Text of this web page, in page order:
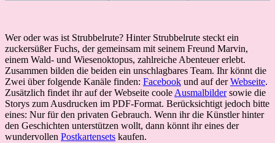
Wer oder was ist Strubbelrute? Hinter Strubbelrute steckt ein
zuckersüßer Fuchs, der gemeinsam mit seinem Freund Marvin,
einem Wald- und Wiesenoktopus, zahlreiche Abenteuer erlebt.
Zusammen bilden die beiden ein unschlagbares Team. Ihr könnt die
Zwei über folgende Kanäle finden: Facebook und auf derWebseite.
Zusätzlich findet ihr auf der Webseite coole Ausmalbildersowie die
Storys zum Ausdrucken im PDF-Format. Berücksichtigt jedoch bitte
eines: Nur für den privaten Gebrauch. Wenn ihr die Künstler hinter
den Geschichten unterstützen wollt, dann könnt ihr eines der
wundervollen Postkartensets kaufen.